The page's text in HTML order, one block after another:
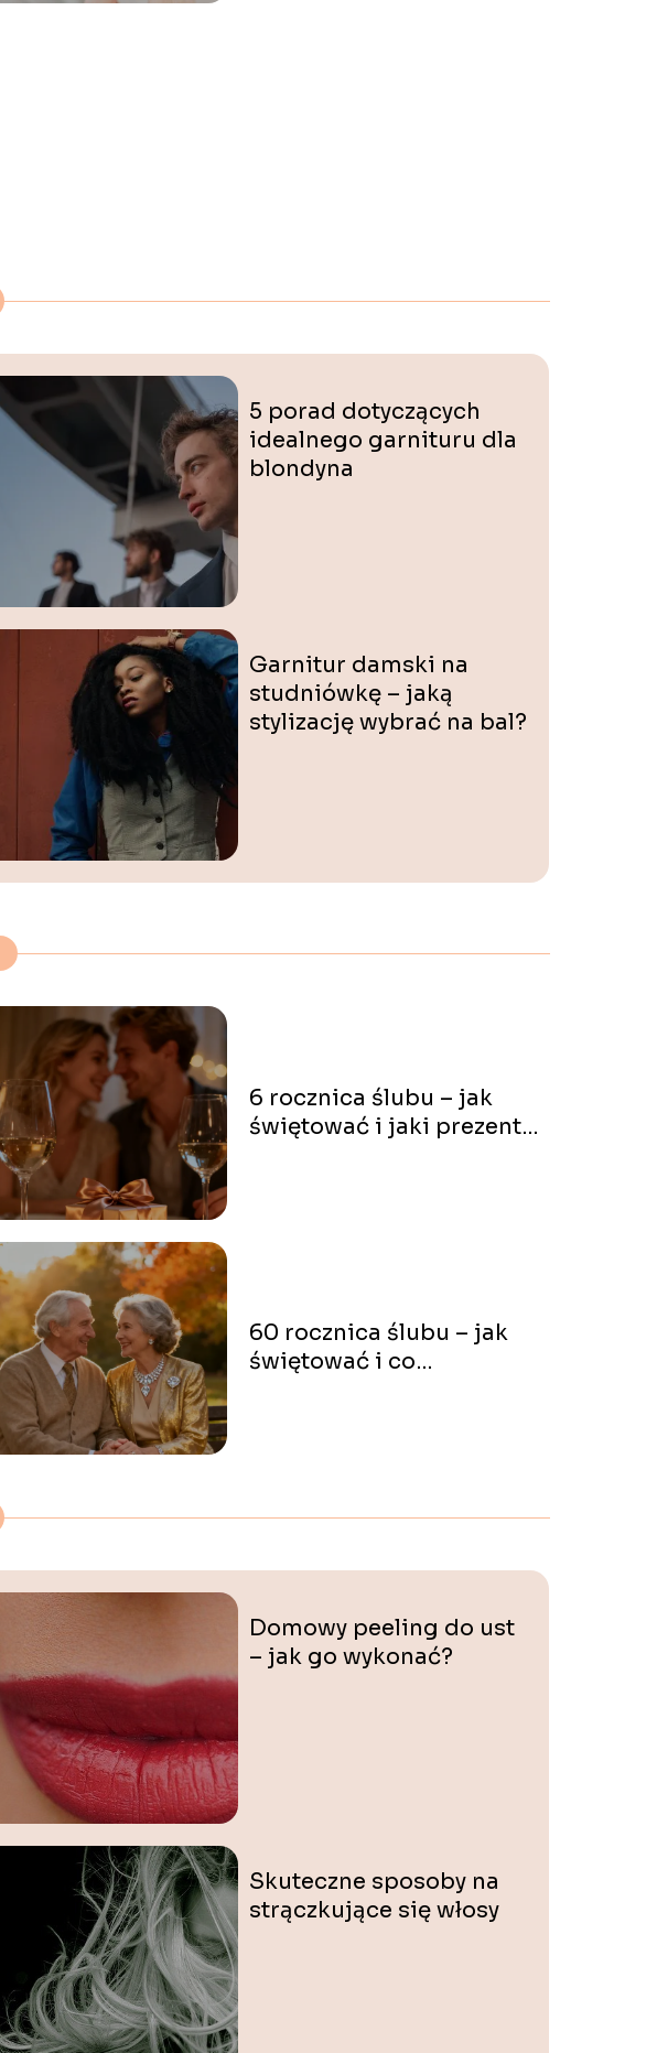
5 porad dotyczących
idealnego garnituru dla
blondyna
Garnitur damski na
studniówkę – jaką
stylizację wybrać na bal?
6 rocznica ślubu – jak
świętować i jaki prezent
60 rocznica ślubu – jak
świętować i co
Domowy peeling do ust
– jak go wykonać?
Skuteczne sposoby na
strączkujące się włosy